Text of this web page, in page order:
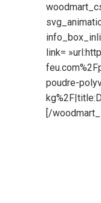
link=
poudre-
[/